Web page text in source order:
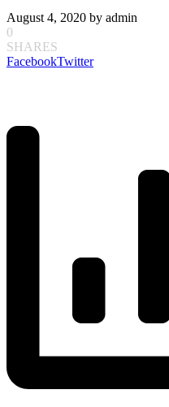
August 4, 2020 by admin
0
SHARES
FacebookTwitter